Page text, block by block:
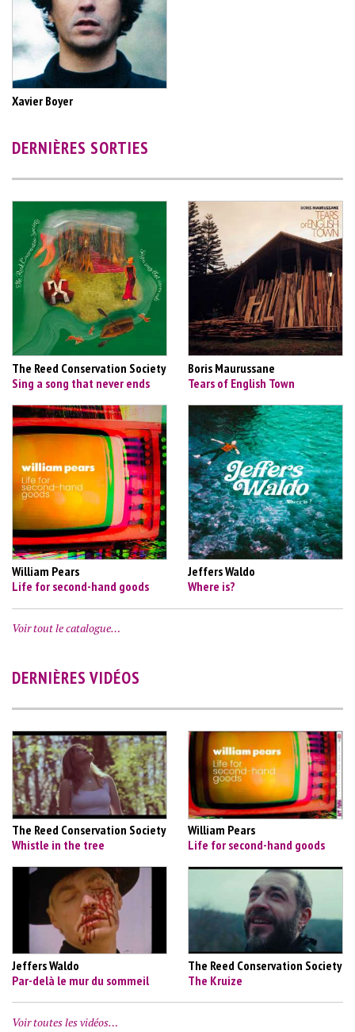
Xavier Boyer
DERNIÈRES SORTIES
The Reed Conservation Society
Sing a song that never ends
Boris Maurussane
Tears of English Town
William Pears
Life for second-hand goods
Jeffers Waldo
Where is?
Voir tout le catalogue…
DERNIÈRES VIDÉOS
The Reed Conservation Society
Whistle in the tree
William Pears
Life for second-hand goods
Jeffers Waldo
Par-delà le mur du sommeil
The Reed Conservation Society
The Kruize
Voir toutes les vidéos…